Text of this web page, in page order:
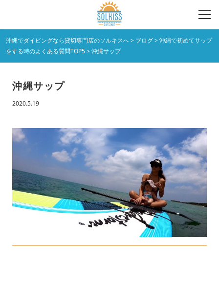
沖縄でダイビングなら貸切専門店のソルキスへ> ブログ>沖縄で初めてサップ
をする時のよくある質問TOP5>沖縄サップ
沖縄サップ
2020.5.19